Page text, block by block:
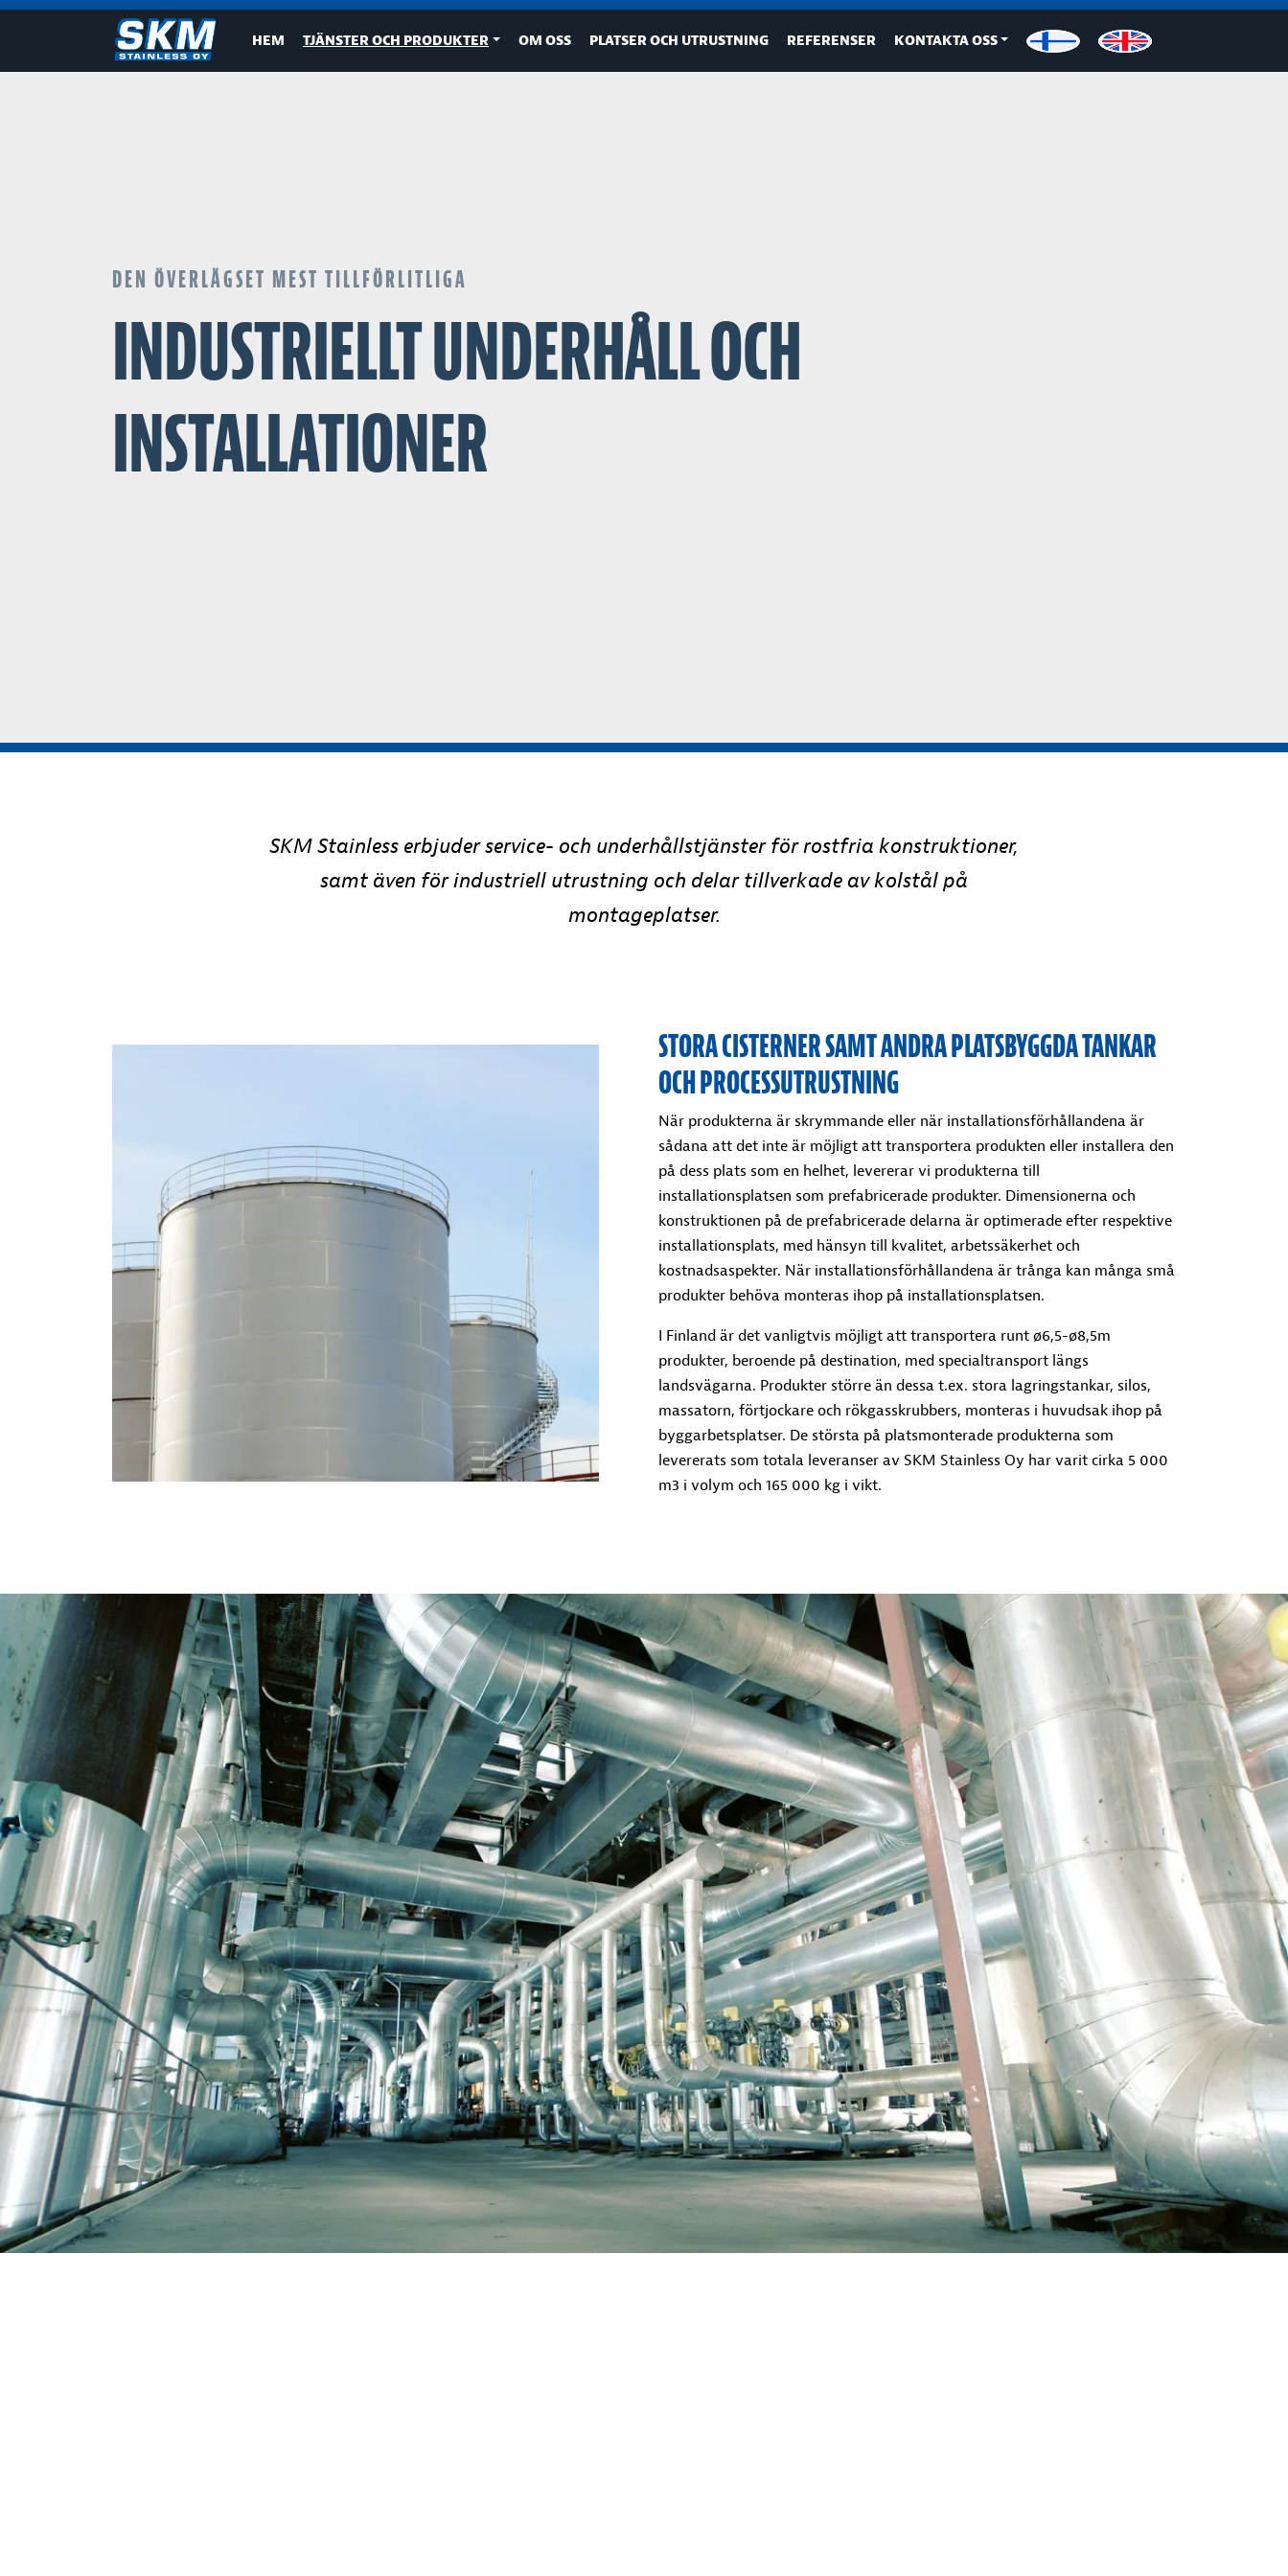
HEM TJÄNSTER OCH PRODUKTER OM OSS PLATSER OCH UTRUSTNING REFERENSER KONTAKTA OSS
DEN ÖVERLÄGSET MEST TILLFÖRLITLIGA
INDUSTRIELLT UNDERHÅLL OCH
INSTALLATIONER
SKM Stainless erbjuder service- och underhållstjänster för rostfria konstruktioner,
samt även för industriell utrustning och delar tillverkade av kolstål på
montageplatser.
STORA CISTERNER SAMT ANDRA PLATSBYGGDA TANKAR
OCH PROCESSUTRUSTNING
När produkterna är skrymmande eller när installationsförhållandena är
sådana att det inte är möjligt att transportera produkten eller installera den
på dess plats som en helhet, levererar vi produkterna till
installationsplatsen som prefabricerade produkter. Dimensionerna och
konstruktionen på de prefabricerade delarna är optimerade efter respektive
installationsplats, med hänsyn till kvalitet, arbetssäkerhet och
kostnadsaspekter. När installationsförhållandena är trånga kan många små
produkter behöva monteras ihop på installationsplatsen.
I Finland är det vanligtvis möjligt att transportera runt ø6,5-ø8,5m
produkter, beroende på destination, med specialtransport längs
landsvägarna. Produkter större än dessa t.ex. stora lagringstankar, silos,
massatorn, förtjockare och rökgasskrubbers, monteras i huvudsak ihop på
byggarbetsplatser. De största på platsmonterade produkterna som
levererats som totala leveranser av SKM Stainless Oy har varit cirka 5 000
m3 i volym och 165 000 kg i vikt.
RÖRENTREPRENADER
Vi utför industriella rörentreprenader både på
nya anläggningar och på service- och
underhållsanläggningar. Tack vare effektiv
prefabricering kan vi ofta uppnå en
prefabriceringsgrad på upp till 70 % i
industriella rörprojekt. Med hjälp av en hög
prefabriceringsgrad kan vi avsevärt förbättra
arbetssäkerhet och leveranstid samt sänka
kostnaderna jämfört med traditionell,
omfattande tillverkning på plats.
ÅRLIG UNDERHÅLLSSERVICE OCH STAGNATIONER
Vi utför årliga industriunderhåll och annat underhållsarbete under stagnationer i Finland och de
nordiska länderna. Vi tillhandahåller en professionell och motiverad arbetsgrupp till både små och
stora arbeten. Vanligtvis levererar vi projektledning, arbetsledare, nödvändig installations- och
svetsarbetsstyrka samt biträdande personal såsom brandvakter, luckvakter samt logistik som
helhet. Oavsett om behovet är stort eller litet, sätter vi ihop och levererar precis rätt sorts
arbetsgrupp för ett effektivt genomförande av projektet.
För årliga underhålls- och stagnationsarbeten erbjuder vi fastpriskontrakt eller arbetar utifrån
timavgift. I många fall är helheten en kombination av fastpris för prefabricering och platsarbete
baserat på timdebitering.
Kontakta oss »